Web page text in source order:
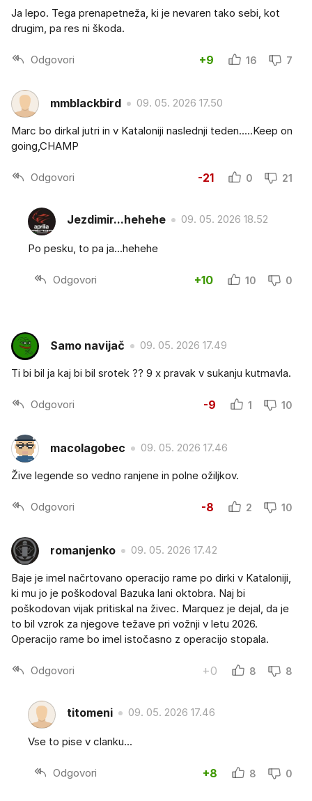
Ja lepo. Tega prenapetneža, ki je nevaren tako sebi, kot
drugim, pa res ni škoda.
Odgovori +9 16 7
mmblackbird 09. 05. 2026 17.50
Marc bo dirkal jutri in v Kataloniji naslednji teden.....Keep on
going,CHAMP
Odgovori -21 0 21
Jezdimir...hehehe 09. 05. 2026 18.52
Po pesku, to pa ja...hehehe
Odgovori +10 10 0
Samo navijač 09. 05. 2026 17.49
Ti bi bil ja kaj bi bil srotek ?? 9 x pravak v sukanju kutmavla.
Odgovori -9 1 10
macolagobec 09. 05. 2026 17.46
Žive legende so vedno ranjene in polne ožiljkov.
Odgovori -8 2 10
romanjenko 09. 05. 2026 17.42
Baje je imel načrtovano operacijo rame po dirki v Kataloniji,
ki mu jo je poškodoval Bazuka lani oktobra. Naj bi
poškodovan vijak pritiskal na živec. Marquez je dejal, da je
to bil vzrok za njegove težave pri vožnji v letu 2026.
Operacijo rame bo imel istočasno z operacijo stopala.
Odgovori +0 8 8
titomeni 09. 05. 2026 17.46
Vse to pise v clanku...
Odgovori +8 8 0